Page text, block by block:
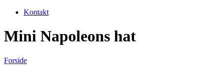
Kontakt
Mini Napoleons hat
Forside